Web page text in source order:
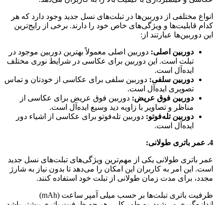
انواع مختلفی از دوربین‌ها در تبلت‌های نسل جدید وجود دارد که هر
کدام قابلیت‌ها و ویژگی‌های خاص خود را دارند. برخی از رایج‌ترین
این دوربین‌ها عبارتند از:
دوربین اصلی: دوربین اصلی معمولاً بهترین دوربین موجود در
تبلت است. این دوربین برای عکاسی در شرایط نوری مختلف
ایده‌آل است.
دوربین سلفی: دوربین سلفی برای عکاسی از خودتان و تماس
تصویری ایده‌آل است.
دوربین فوق عریض: دوربین فوق عریض برای عکاسی از
مناظر و تصاویر با زاویه دید وسیع ایده‌آل است.
دوربین تله‌فوتو: دوربین تله‌فوتو برای عکاسی از اشیاء دور
ایده‌آل است.
4. عمر باتری طولانی:
عمر باتری طولانی یکی از مهم‌ترین ویژگی‌های تبلت‌های نسل جدید
است. این امر به کاربران این امکان را می‌دهد تا بدون نیاز به شارژ
مجدد، برای مدت زمان طولانی از تبلت خود استفاده کنند.
ظرفیت باتری تبلت‌ها بر حسب میلی آمپر ساعت (mAh)